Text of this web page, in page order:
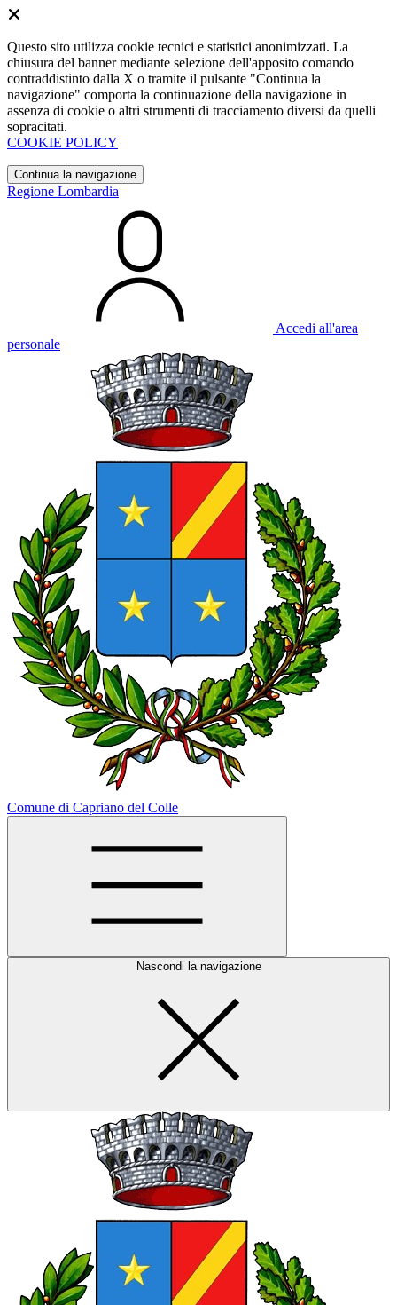
Questo sito utilizza cookie tecnici e statistici anonimizzati. La
chiusura del banner mediante selezione dell'apposito comando
contraddistinto dalla X o tramite il pulsante "Continua la
navigazione" comporta la continuazione della navigazione in
assenza di cookie o altri strumenti di tracciamento diversi da quelli
sopracitati.
COOKIE POLICY
Continua la navigazione
Regione Lombardia
Accedi all'area
personale
Comune di Capriano del Colle
Nascondi la navigazione